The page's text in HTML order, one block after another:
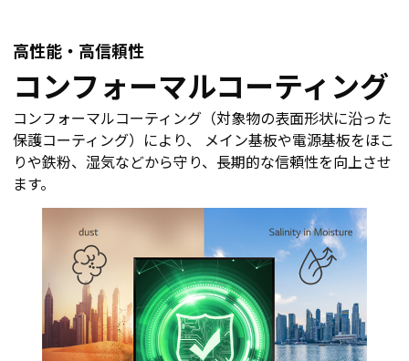
高性能・高信頼性
コンフォーマルコーティング
コンフォーマルコーティング（対象物の表面形状に沿った
保護コーティング）により、 メイン基板や電源基板をほこ
りや鉄粉、湿気などから守り、長期的な信頼性を向上させ
ます。